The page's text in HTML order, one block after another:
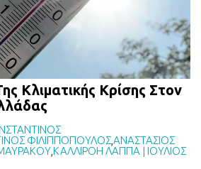
Κλιματικής Κρίσης Στον
ΦΙΛΙΠΠΟΠΟΥΛΟΣΑΝΑΣΤΑΣΙΟΣ
ΚΑΛΛΙΡΟΗ ΛΑΠΠΑ | ΙΟΥΛΙΟΣ